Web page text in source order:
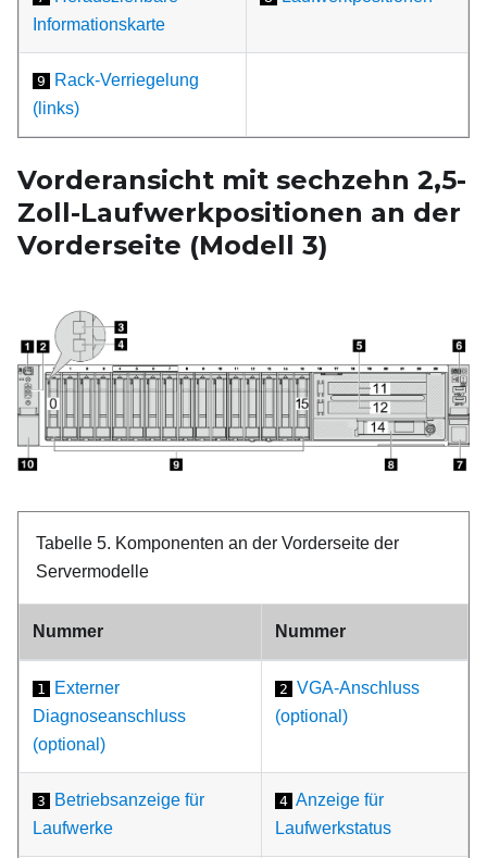
Informationskarte
9
Rack-Verriegelung
(links)
Vorderansicht mit sechzehn 2,5-
Zoll-Laufwerkpositionen an der
Vorderseite (Modell 3)
Tabelle 5. Komponenten an der Vorderseite der
Servermodelle
Nummer Nummer
1
Externer
Diagnoseanschluss
(optional)
2 VGA-Anschluss
(optional)
3
Betriebsanzeige für
Laufwerke
4 Anzeige für
Laufwerkstatus